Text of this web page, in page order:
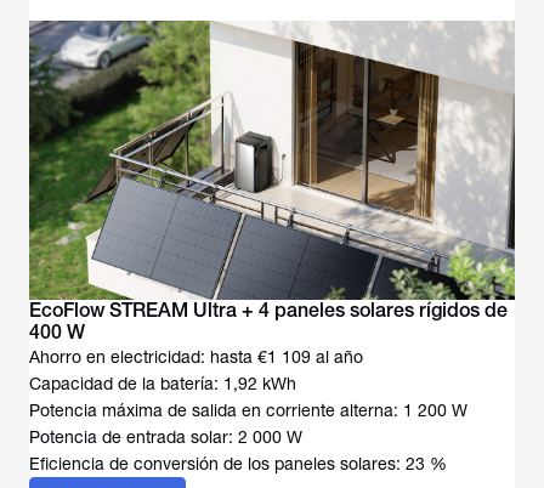
EcoFlow STREAM Ultra + 4 paneles solares rígidos de
400 W
Ahorro en electricidad: hasta €1 109 al año
Capacidad de la batería: 1,92 kWh
Potencia máxima de salida en corriente alterna: 1 200 W
Potencia de entrada solar: 2 000 W
Eficiencia de conversión de los paneles solares: 23 %